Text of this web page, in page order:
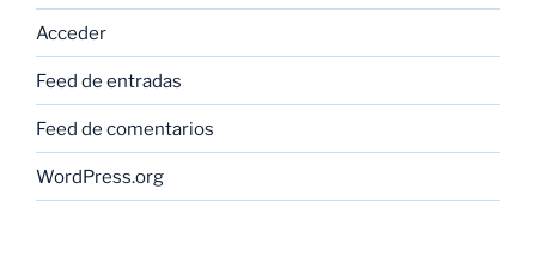
Acceder
Feed de entradas
Feed de comentarios
WordPress.org